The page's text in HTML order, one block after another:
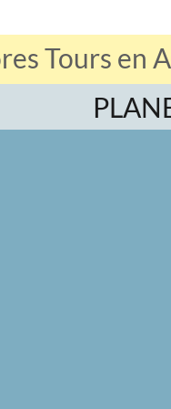
Tours en